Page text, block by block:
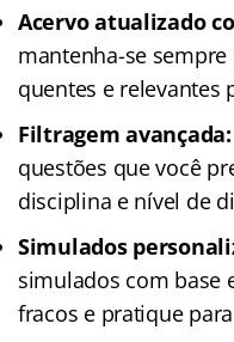
Acervo atualizado
mantenha-se
quentes e relevantes
Filtragem avançada:
questões que você
disciplina e nível de
Simulados
simulados com base
fracos e pratique